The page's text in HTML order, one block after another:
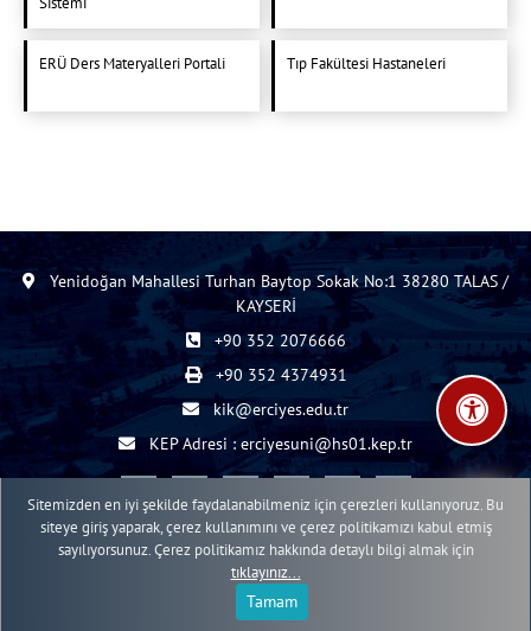
ERÜ Ders Materyalleri Portali Tıp Fakültesi Hastaneleri
Yenidoğan Mahallesi Turhan Baytop Sokak No:1 38280 TALAS /
KAYSERİ
+90 352 2076666
+90 352 4374931
kik@erciyes.edu.tr
KEP Adresi : erciyesuni@hs01.kep.tr
2015 - 2026 © ERÜ Web İçerik Yönetim Sistemi
Erciyes Üniversitesi Bilgi İşlem Daire Başkanlığı Web Birimi
Sitemizden en iyi şekilde faydalanabilmeniz için çerezleri kullanıyoruz. Bu
siteye giriş yaparak, çerez kullanımını ve çerez politikamızı kabul etmiş
sayılıyorsunuz. Çerez politikamız hakkında detaylı bilgi almak için
tıklayınız...
Tamam